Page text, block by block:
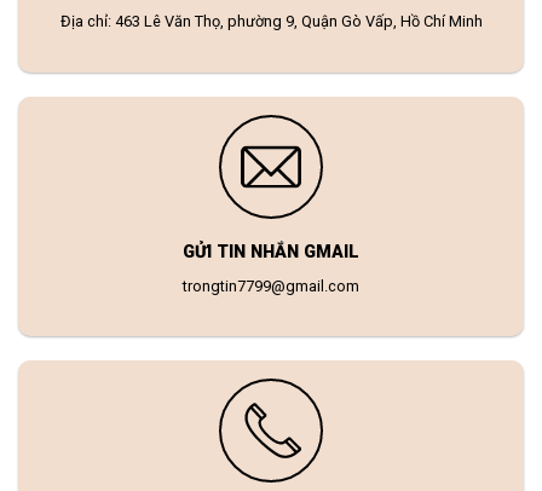
Địa chỉ: 463 Lê Văn Thọ, phường 9, Quận Gò Vấp, Hồ Chí Minh
GỬI TIN NHẮN GMAIL
trongtin7799@gmail.com